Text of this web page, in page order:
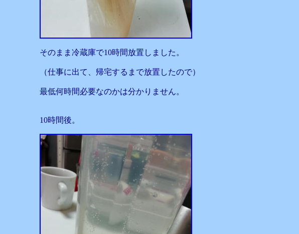
そのまま冷蔵庫で10時間放置しました。
（仕事に出て、帰宅するまで放置したので）
最低何時間必要なのかは分かりません。
10時間後。